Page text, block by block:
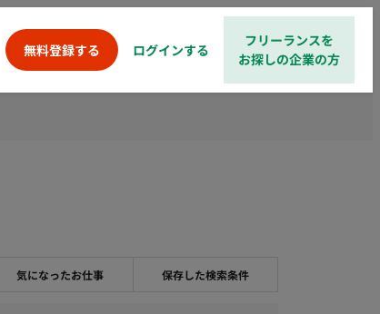
無料登録する ログインする
フリーランスを
お探しの企業の方
気になったお仕事 保存した検索条件